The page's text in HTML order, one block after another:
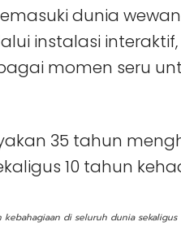
dunia
instalasi
momen seru
di seluruh dunia sekaligus